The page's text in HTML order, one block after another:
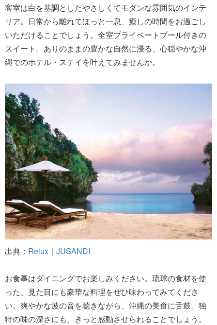
客室は白を基調としたやさしくてモダンな雰囲気のインテ
リア。日常から離れてほっと一息、癒しの時間をお過ごし
いただけることでしょう。全室プライベートプール付きの
スイート。ありのままの豊かな自然に浸る、心穏やかな沖
縄でのホテル・ステイを叶えてみませんか。
出典： Relux｜JUSANDI
お食事はダイニングでお楽しみください。琉球の食材を使
った、見た目にも豪華な料理をぜひ味わってみてくださ
い。爽やかな波の音を聴きながら、沖縄の美食に舌鼓。独
特の味の深さにも、きっと感動させられることでしょう。